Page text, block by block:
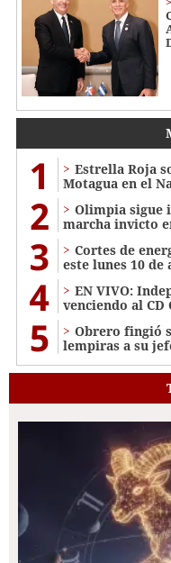
1
Estrella Roja
Motagua en el
2
Olimpia sigue
marcha invicto
3
Cortes de
este lunes 10 de
4
EN VIVO:
venciendo al CD
5
Obrero fingió
lempiras a su